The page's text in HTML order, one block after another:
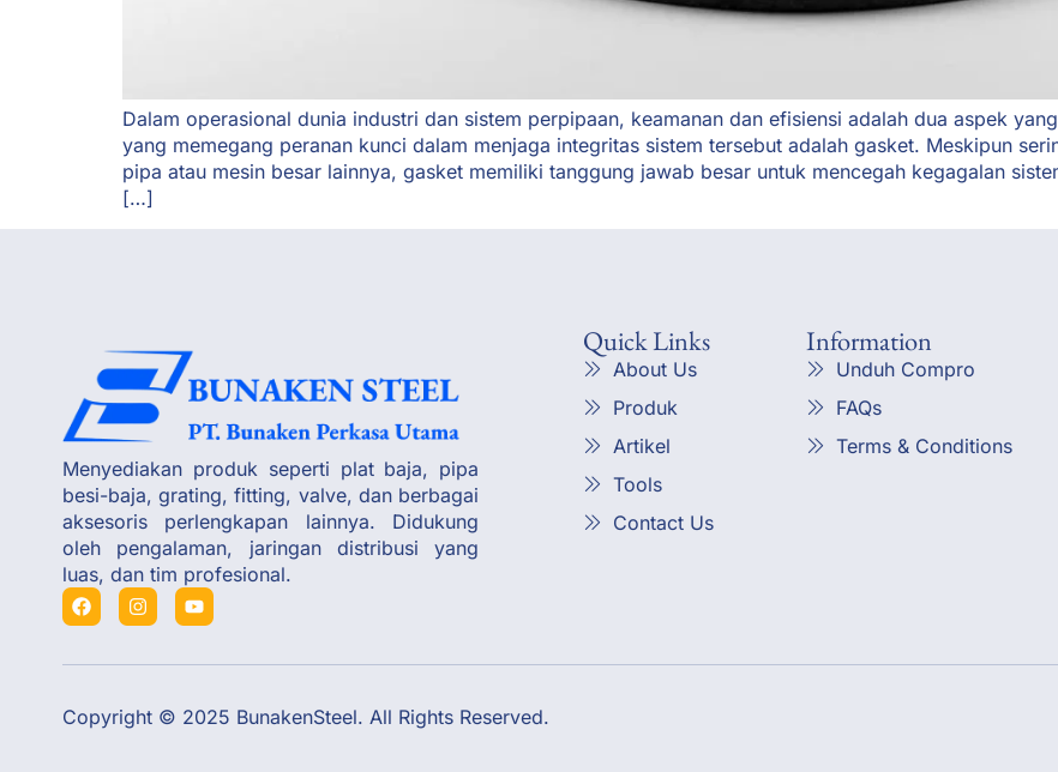
Dalam operasional dunia industri dan sistem perpipaan, keamanan dan efisiensi adalah dua aspek
yang memegang peranan kunci dalam menjaga integritas sistem tersebut adalah gasket. Meskipun
pipa atau mesin besar lainnya, gasket memiliki tanggung jawab besar untuk mencegah kegagalan
[…]
Menyediakan produk seperti plat baja, pipa
besi-baja, grating, fitting, valve, dan berbagai
aksesoris perlengkapan lainnya. Didukung
oleh pengalaman, jaringan distribusi yang
luas, dan tim profesional.
Quick Links
About Us
Produk
Artikel
Tools
Contact Us
Information
Unduh Compro
FAQs
Terms & Conditions
Copyright © 2025 BunakenSteel. All Rights Reserved.